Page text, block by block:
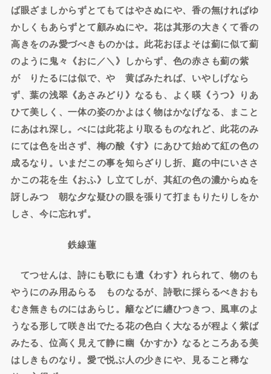
ば眼ざましからずとてもてはやさぬにや、香の無ければゆ
かしくもあらずとて顧みぬにや。花は其形の大きくて香の
高きをのみ愛づべきものかは。此花おほよそは薊に似て薊
のように鬼々《おに／＼》しからず、色の赤さも薊の紫
がゝりたるには似で、やゝ黄ばみたれば、いやしげなら
ず、葉の浅翠《あさみどり》なるも、よく暎《うつ》りあ
ひて美しく、一体の姿のかよはく物はかなげなる、まこと
にあはれ深し。べには此花より取るものなれど、此花のみ
にては色を出さず、梅の酸《す》にあひて始めて紅の色の
成るなり。いまだこの事を知らざりし折、庭の中にいささ
かこの花を生《おふ》し立てしが、其紅の色の濃からぬを
訝しみつゝ朝な夕な疑ひの眼を張りて打まもりたりしをか
しさ、今に忘れず。
鉄線蓮
てつせんは、詩にも歌にも遺《わす》れられて、物のも
やうにのみ用ゐらるゝものなるが、詩歌に採らるべきおも
むき無きものにはあらじ。籬などに纏ひつきつ、風車のよ
うなる形して咲き出でたる花の色白く大なるが程よく紫ば
みたる、位高く見えて静に幽《かすか》なるところある美
はしきものなり。愛で悦ぶ人の少きにや、見ること稀な